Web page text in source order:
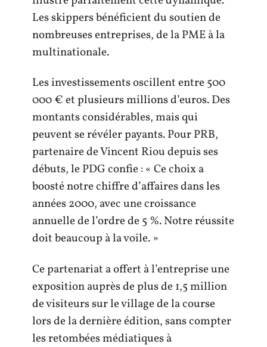
Les skippers bénéficient du soutien de
nombreuses entreprises, de la PME à la
multinationale.
Les investissements oscillent entre 500
000 € et plusieurs millions d’euros. Des
montants considérables, mais qui
peuvent se révéler payants. Pour PRB,
partenaire de Vincent Riou depuis ses
débuts, le PDG confie : « Ce choix a
boosté notre chiffre d’affaires dans les
années 2000, avec une croissance
annuelle de l’ordre de 5 %. Notre réussite
doit beaucoup à la voile. »
Ce partenariat a offert à l’entreprise une
exposition auprès de plus de 1,5 million
de visiteurs sur le village de la course
lors de la dernière édition, sans compter
les retombées médiatiques à